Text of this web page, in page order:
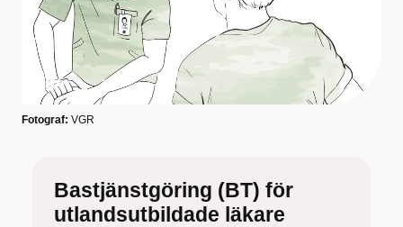
Fotograf: VGR
Bastjänstgöring (BT) för
utlandsutbildade läkare